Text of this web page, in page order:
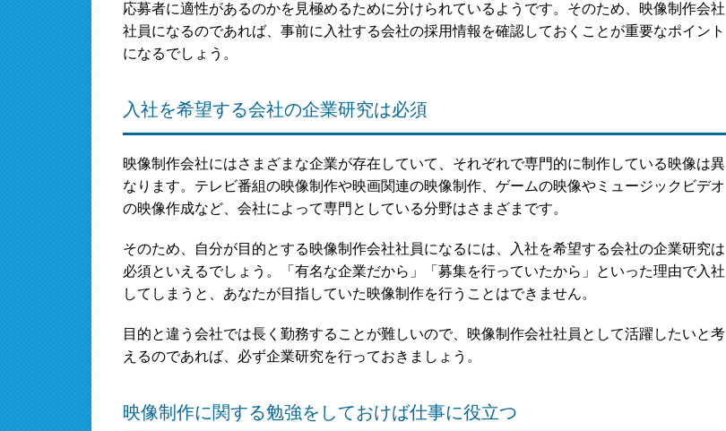
応募者に適性があるのかを見極めるために分けられているようです。そのため、映像制作会社
社員になるのであれば、事前に入社する会社の採用情報を確認しておくことが重要なポイント
になるでしょう。
入社を希望する会社の企業研究は必須
映像制作会社にはさまざまな企業が存在していて、それぞれで専門的に制作している映像は異
なります。テレビ番組の映像制作や映画関連の映像制作、ゲームの映像やミュージックビデオ
の映像作成など、会社によって専門としている分野はさまざまです。
そのため、自分が目的とする映像制作会社社員になるには、入社を希望する会社の企業研究は
必須といえるでしょう。「有名な企業だから」「募集を行っていたから」といった理由で入社
してしまうと、あなたが目指していた映像制作を行うことはできません。
目的と違う会社では長く勤務することが難しいので、映像制作会社社員として活躍したいと考
えるのであれば、必ず企業研究を行っておきましょう。
映像制作に関する勉強をしておけば仕事に役立つ